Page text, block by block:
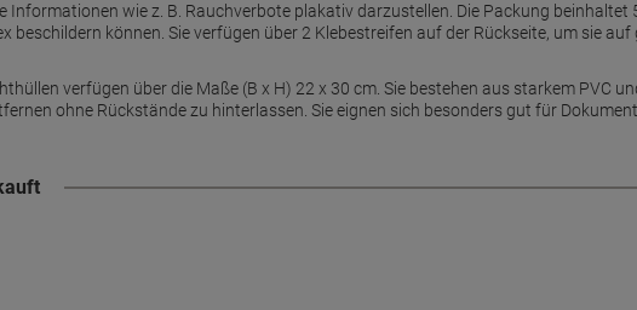
Informationen wie z. B. Rauchverbote plakativ darzustellen. Die Packung beinhaltet
beschildern können. Sie verfügen über 2 Klebestreifen auf der Rückseite, um sie
verfügen über die Maße (B x H) 22 x 30 cm. Sie bestehen aus starkem PVC
ohne Rückstände zu hinterlassen. Sie eignen sich besonders gut für